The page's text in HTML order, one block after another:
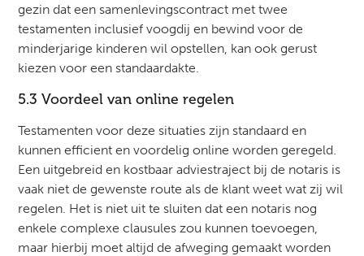
gezin dat een samenlevingscontract met twee
testamenten inclusief voogdij en bewind voor de
minderjarige kinderen wil opstellen, kan ook gerust
kiezen voor een standaardakte.
5.3 Voordeel van online regelen
Testamenten voor deze situaties zijn standaard en
kunnen efficient en voordelig online worden geregeld.
Een uitgebreid en kostbaar adviestraject bij de notaris is
vaak niet de gewenste route als de klant weet wat zij wil
regelen. Het is niet uit te sluiten dat een notaris nog
enkele complexe clausules zou kunnen toevoegen,
maar hierbij moet altijd de afweging gemaakt worden